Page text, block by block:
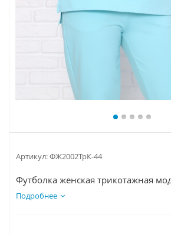
Артикул:ФЖ2002ТрК-44
Футболка женская трикотажная
Подробнее